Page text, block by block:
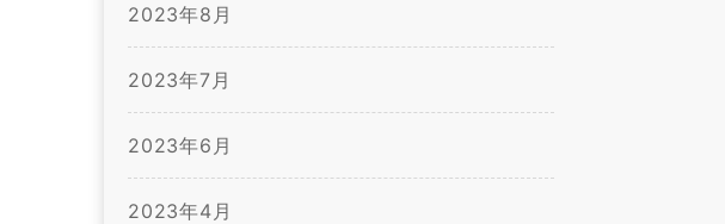
2023年8月
2023年7月
2023年6月
2023年4月